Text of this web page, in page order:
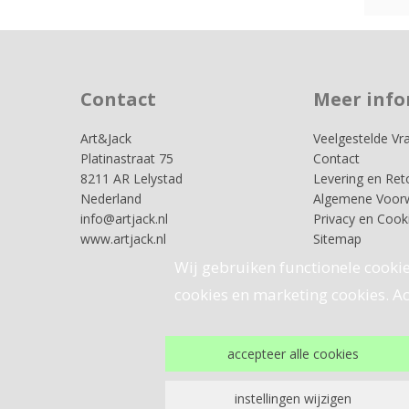
Wij gebruiken functionele
cookies en marketing cookies.
accepteer alle cookies
instellingen wijzigen
Contact
Art&Jack
Platinastraat 75
8211 AR Lelystad
Nederland
info@artjack.nl
www.artjack.nl
Meer
Veelgestelde
Contact
Levering en
Algemene
Privacy en
Sitemap